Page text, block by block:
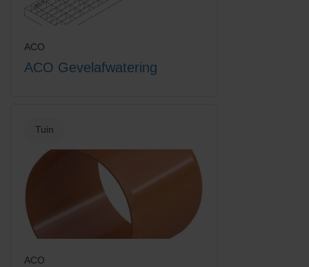
Hexadrain garagepack +
Hexaline 2.0 goot + kunststof
ACO
ACO Gevelafwatering
Tuin
ACO